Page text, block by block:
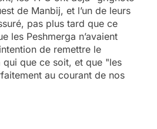
de Manbij, et l’un de leurs
pas plus tard que ce
les Peshmerga n’avaient
de remettre le
que ce soit, et que "les
au courant de nos